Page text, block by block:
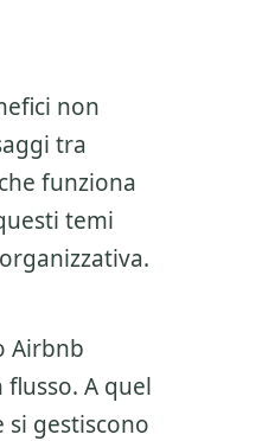
non
tra
funziona
temi
Airbnb
A quel
gestiscono